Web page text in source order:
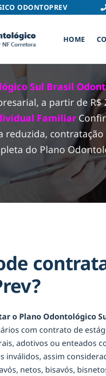
ODONTOPREV
HOME
Sul Brasil
a partir de
Familiar
reduzida,
do Plano
o Plano Odontológico
com contrato de
adotivos ou enteados
inválidos, assim
netos, bisavós,